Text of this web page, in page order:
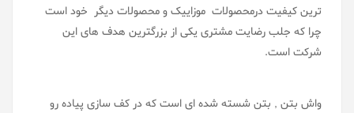
ترین کیفیت درمحصولات موزاییک و محصولات دیگر خود است
چرا که جلب رضایت مشتری یکی از بزرگترین هدف های این
شرکت است.
واش بتن , بتن شسته شده ای است که در کف سازی پیاده رو